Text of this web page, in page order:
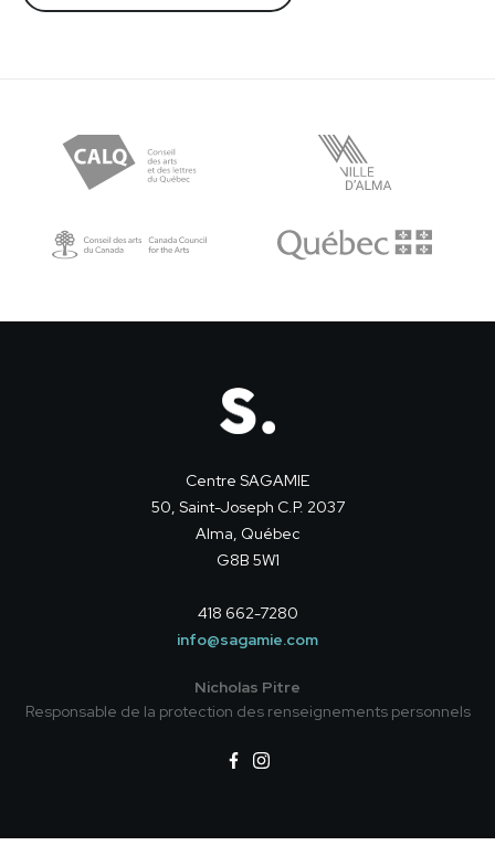
Centre SAGAMIE
50, Saint-Joseph C.P. 2037
Alma, Québec
G8B 5W1
418 662-7280
info@sagamie.com
Nicholas Pitre
Responsable de la protection des renseignements personnels